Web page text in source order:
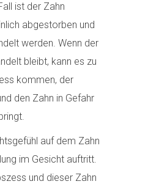
ist der Zahn
abgestorben und
werden. Wenn der
bleibt, kann es zu
kommen, der
den Zahn in Gefahr
auf dem Zahn
im Gesicht auftritt.
und dieser Zahn